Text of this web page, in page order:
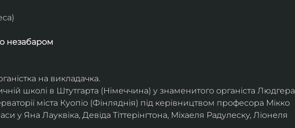
незабаром
на викладачка.
школі в Штутгарта (Німеччина) у знаменитого органіста Людгера
міста Куопіо (Фінляднія) під керівництвом професора Мікко
у Яна Лауквіка, Девіда Тіттерінгтона, Міхаеля Радулеску, Ліонеля